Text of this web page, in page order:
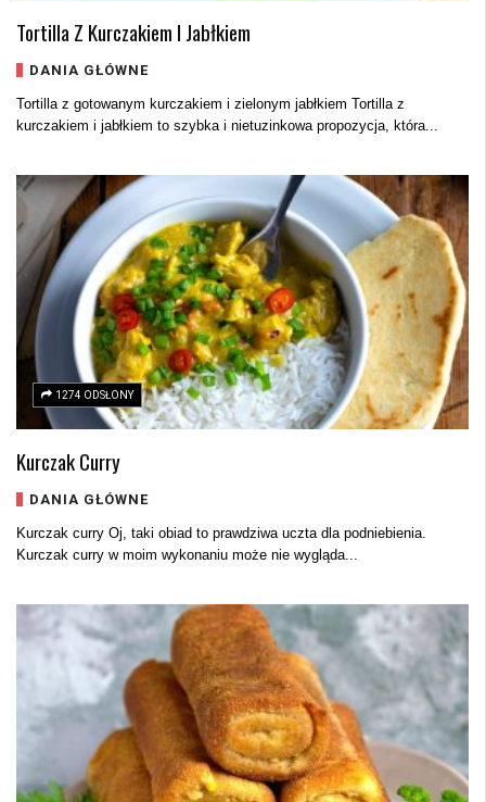
Tortilla Z Kurczakiem I Jabłkiem
DANIA GŁÓWNE
Tortilla z gotowanym kurczakiem i zielonym jabłkiem Tortilla z
kurczakiem i jabłkiem to szybka i nietuzinkowa propozycja, która...
1274 ODSŁONY
Kurczak Curry
DANIA GŁÓWNE
Kurczak curry Oj, taki obiad to prawdziwa uczta dla podniebienia.
Kurczak curry w moim wykonaniu może nie wygląda...